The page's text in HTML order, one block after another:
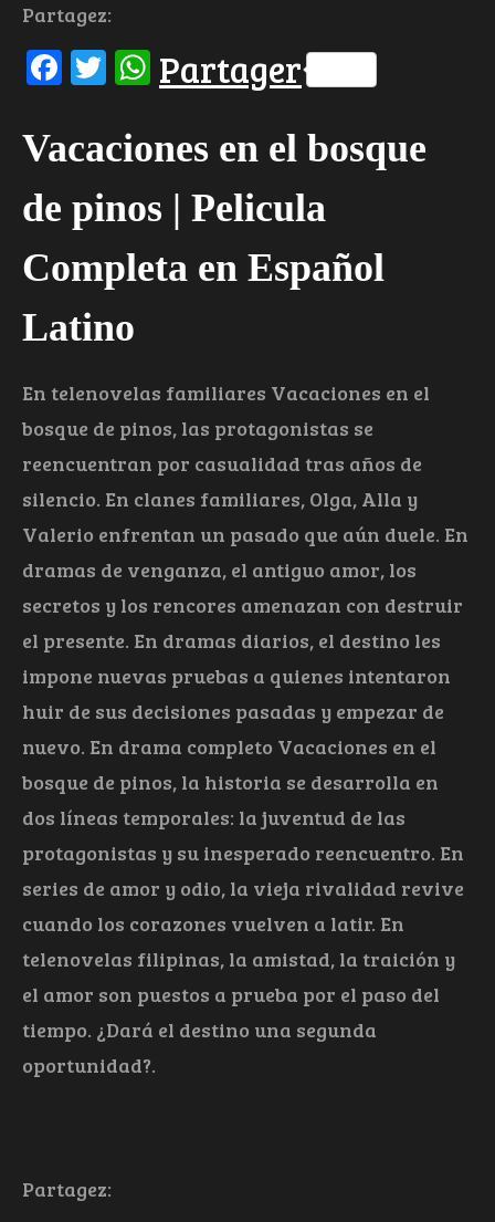
Partagez:
Facebook
Twitter
WhatsApp
Partager
Vacaciones en el bosque
de pinos | Pelicula
Completa en Español
Latino
En telenovelas familiares Vacaciones en el
bosque de pinos, las protagonistas se
reencuentran por casualidad tras años de
silencio. En clanes familiares, Olga, Alla y
Valerio enfrentan un pasado que aún duele. En
dramas de venganza, el antiguo amor, los
secretos y los rencores amenazan con destruir
el presente. En dramas diarios, el destino les
impone nuevas pruebas a quienes intentaron
huir de sus decisiones pasadas y empezar de
nuevo. En drama completo Vacaciones en el
bosque de pinos, la historia se desarrolla en
dos líneas temporales: la juventud de las
protagonistas y su inesperado reencuentro. En
series de amor y odio, la vieja rivalidad revive
cuando los corazones vuelven a latir. En
telenovelas filipinas, la amistad, la traición y
el amor son puestos a prueba por el paso del
tiempo. ¿Dará el destino una segunda
oportunidad?.
Partagez: